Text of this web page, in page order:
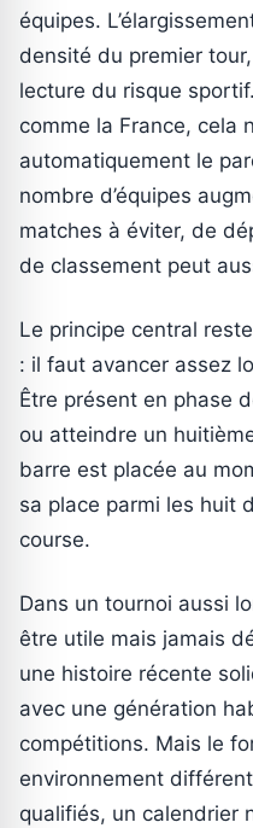
équipes.
densité du premier
lecture du risque
comme la France, cela
automatiquement le
nombre d’équipes
matches à éviter, de
de classement peut
Le principe central
: il faut avancer assez
Être présent en phase
ou atteindre un
barre est placée au
sa place parmi les huit
course.
Dans un tournoi aussi
être utile mais jamais
une histoire récente
avec une génération
compétitions. Mais le
environnement
qualifiés, un calendrier